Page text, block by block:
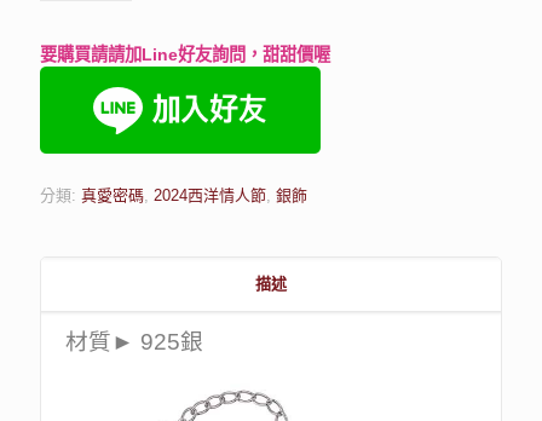
要購買請請加Line好友詢問，甜甜價喔
分類: 真愛密碼, 2024西洋情人節, 銀飾
描述
材質► 925銀